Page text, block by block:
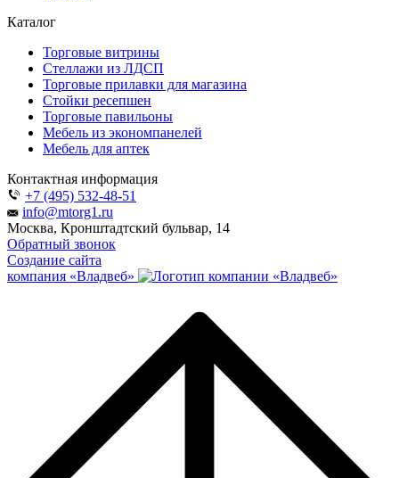
Каталог
Торговые витрины
Стеллажи из ЛДСП
Торговые прилавки для магазина
Стойки ресепшен
Торговые павильоны
Мебель из экономпанелей
Мебель для аптек
Контактная информация
+7 (495) 532-48-51
info@mtorg1.ru
Москва, Кронштадтский бульвар, 14
Обратный звонок
Создание сайта
компания «Владвеб»